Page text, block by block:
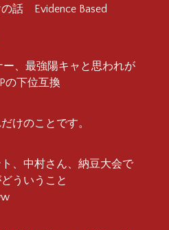
話 Evidence Based
ー、最強陽キャと思われが
の下位互換
けのことです。
、中村さん、納豆大会で
ういうこと